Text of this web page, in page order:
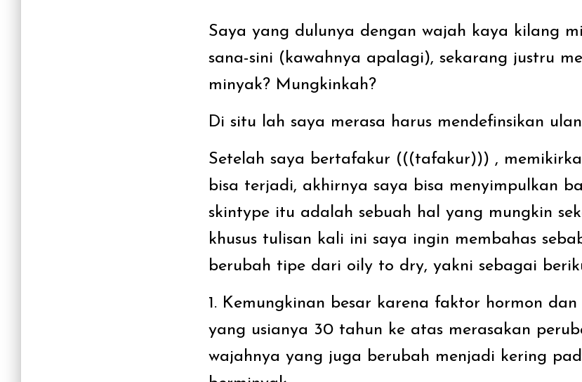
Saya yang dulunya dengan wajah kaya kilang
sana-sini (kawahnya apalagi), sekarang justru
minyak? Mungkinkah?
Di situ lah saya merasa harus mendefinsikan
Setelah saya bertafakur (((tafakur))) ,
bisa terjadi, akhirnya saya bisa menyimpulkan
skintype itu adalah sebuah hal yang mungkin
khusus tulisan kali ini saya ingin membahas
berubah tipe dari oily to dry, yakni sebagai
1. Kemungkinan besar karena faktor hormon
yang usianya 30 tahun ke atas merasakan
wajahnya yang juga berubah menjadi kering